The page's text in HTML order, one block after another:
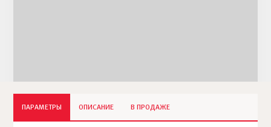
ПАРАМЕТРЫ ОПИСАНИЕ В ПРОДАЖЕ